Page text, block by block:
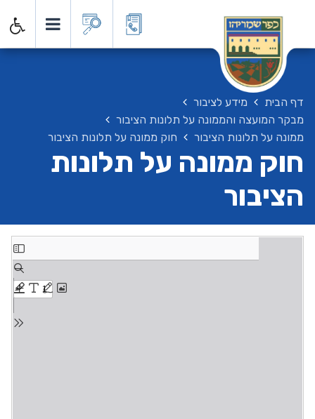
דף הבית
מידע לציבור
מבקר המועצה והממונה על תלונות הציבור
ממונה על תלונות הציבור
חוק ממונה על תלונות הציבור
חוק ממונה על תלונות
הציבור